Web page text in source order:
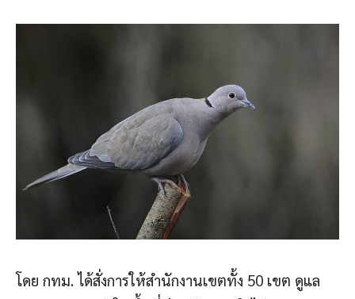
โดย กทม. ได้สั่งการให้สำนักงานเขตทั้ง 50 เขต ดูแล